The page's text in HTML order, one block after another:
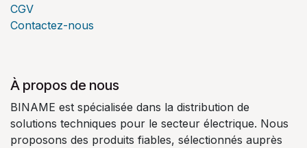
CGV
Contactez-nous
À propos de nous
BINAME est spécialisée dans la distribution de
solutions techniques pour le secteur électrique. Nous
proposons des produits fiables, sélectionnés auprès